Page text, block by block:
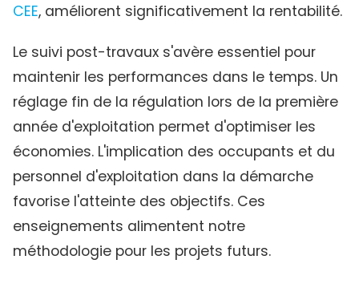
CEE, améliorent significativement la rentabilité.
Le suivi post-travaux s'avère essentiel pour
maintenir les performances dans le temps. Un
réglage fin de la régulation lors de la première
année d'exploitation permet d'optimiser les
économies. L'implication des occupants et du
personnel d'exploitation dans la démarche
favorise l'atteinte des objectifs. Ces
enseignements alimentent notre
méthodologie pour les projets futurs.